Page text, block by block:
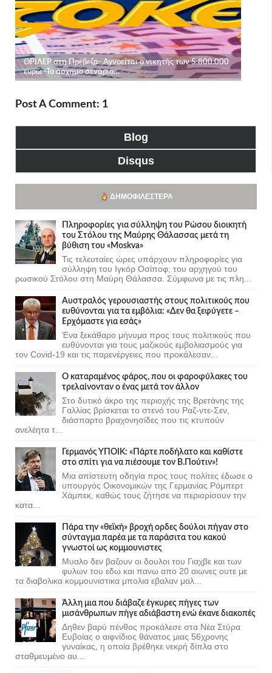
Post A Comment: 1
Blog
Disqus
ΔΗΜΟΦΙΛΈΣΤΕΡΑ
Πληροφορίες για σύλληψη του Ρώσου διοικητή
του Στόλου της Mαύρης Θάλασσας μετά τη
βύθιση του «Moskva»
Τις τελευταίες ώρες υπάρχουν πληροφορίες για
σύλληψη του Ιγκόρ Οσίποφ, του αρχηγού του
ρωσικού Στόλου στη Μαύρη Θάλασσα. Σύμφωνα με τις πλη...
Αυστραλός γερουσιαστής στους πολιτικούς που
ευθύνονται για τα εμβόλια: «Δεν θα ξεφύγετε –
Ερχόμαστε για εσάς»
Ένα ξεκάθαρο μήνυμα προς τους πολιτικούς που
ευθύνονται για τους μαζικούς εμβολιασμούς για
τον Covid-19 και τις παρενέργειες που προκάλεσαν...
Ο καταραμένος φάρος, που οι φαροφύλακες του
τρελαίνονταν ο ένας μετά τον άλλον
Στο δυτικό άκρο της περιοχής της Βρετάνης της
Γαλλίας βρίσκεται το στενό του Ραζ-ντε-Σεν,
διάσπαρτο βραχονησίδες που τις κτυπούν
ανελέητα τ...
Γερμανός ΥΠΟΙΚ: «Πάρτε ποδήλατο και καθίστε
στο σπίτι για να πιέσουμε τον Β.Πούτιν»!
Μια απίστευτη οδηγία προς τους πολίτες έδωσε ο
υπουργός Οικονομικών της Γερμανίας Ρόμπερτ
Χάμπεκ, καθώς τους ζήτησε να περιορίσουν την
κατα...
Πάρα την «θεϊκή» βροχή ορδες δούλοι πήγαν στο
σύνταγμα παρέα με τα παράσιτα του κακού
γνωστοί ως κομμουνιστες
Μυαλο δεν βαζουν οι δουλοι του Γιαχβε και των
φυλων του εδω και πανω απο 20 αιωνες ουτε με
τα διαβολικα κομμουνιστικα μπολια εβαλαν μαλ...
Άλλη μια που διάβαζε έγκυρες πήγες των
μισάνθρωπων πήγε αδιάβαστη ενώ έκανε διακοπές
Δηθεν βαρύ πένθος προκάλεσε στα Νέα Στύρα
Ευβοίας ο αιφνίδιος θάνατος μιας 56χρονης
γυναίκας, η οποία βρέθηκε νεκρή δίπλα στο
σταθμευμένο αυ...